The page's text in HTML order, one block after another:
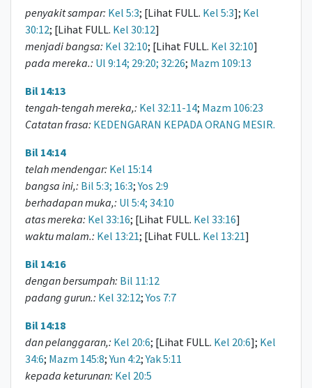
penyakit sampar: Kel 5:3; [Lihat FULL. Kel 5:3]; Kel
30:12; [Lihat FULL. Kel 30:12]
menjadi bangsa: Kel 32:10; [Lihat FULL. Kel 32:10]
pada mereka.: Ul 9:14; 29:20; 32:26; Mazm 109:13
Bil 14:13
tengah-tengah mereka,: Kel 32:11-14; Mazm 106:23
Catatan frasa: KEDENGARAN KEPADA ORANG MESIR.
Bil 14:14
telah mendengar: Kel 15:14
bangsa ini,: Bil 5:3; 16:3;Yos 2:9
berhadapan muka,: Ul 5:4; 34:10
atas mereka: Kel 33:16; [Lihat FULL. Kel 33:16]
waktu malam.: Kel 13:21; [Lihat FULL. Kel 13:21]
Bil 14:16
dengan bersumpah: Bil 11:12
padang gurun.: Kel 32:12;Yos 7:7
Bil 14:18
dan pelanggaran,: Kel 20:6; [Lihat FULL. Kel 20:6]; Kel
34:6; Mazm 145:8;Yun 4:2;Yak 5:11
kepada keturunan: Kel 20:5